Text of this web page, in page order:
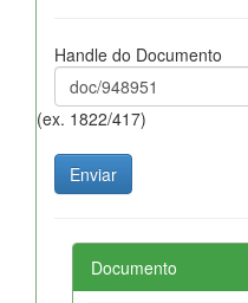
Handle do Documento
(ex. 1822/417)
Documento